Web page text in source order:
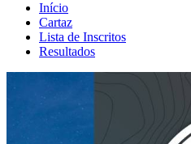
Início
Cartaz
Lista de Inscritos
Resultados